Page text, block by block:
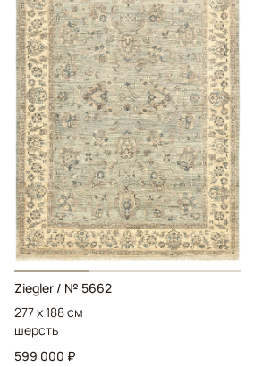
Ziegler / № 5662
277 x 188 см
шерсть
599 000 ₽